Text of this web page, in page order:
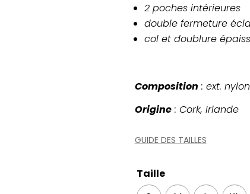
2 poches intérieures
double fermeture
col et doublure
Composition : ext.
Origine: Cork, Irlande
GUIDE DES TAILLES
Taille